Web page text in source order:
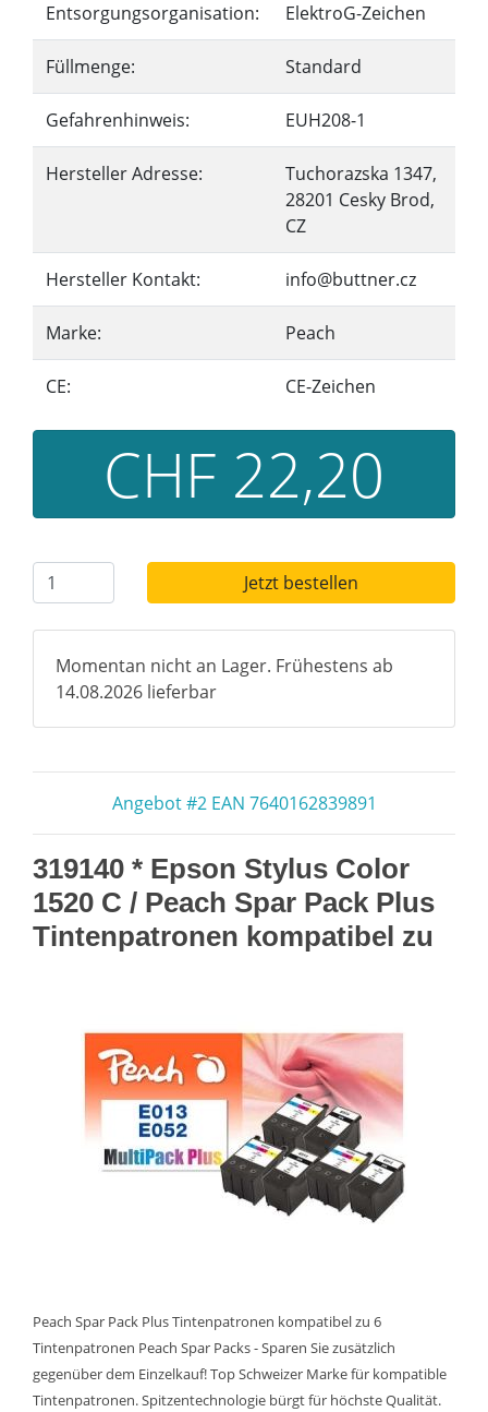
Entsorgungsorganisation: ElektroG-Zeichen
Füllmenge: Standard
Gefahrenhinweis: EUH208-1
Hersteller Adresse:
Tuchorazska 1347,
28201 Cesky Brod,
CZ
Hersteller Kontakt: info@buttner.cz
Marke: Peach
CE: CE-Zeichen
CHF 22,20
Jetzt bestellen
Momentan nicht an Lager. Frühestens ab
14.08.2026 lieferbar
Angebot #2 EAN 7640162839891
319140 * Epson Stylus Color
1520 C / Peach Spar Pack Plus
Tintenpatronen kompatibel zu
Peach Spar Pack Plus Tintenpatronen kompatibel zu 6
Tintenpatronen Peach Spar Packs - Sparen Sie zusätzlich
gegenüber dem Einzelkauf! Top Schweizer Marke für kompatible
Tintenpatronen. Spitzentechnologie bürgt für höchste Qualität.